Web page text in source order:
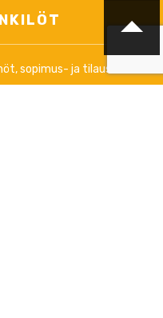
sopimus- ja tilausasiat